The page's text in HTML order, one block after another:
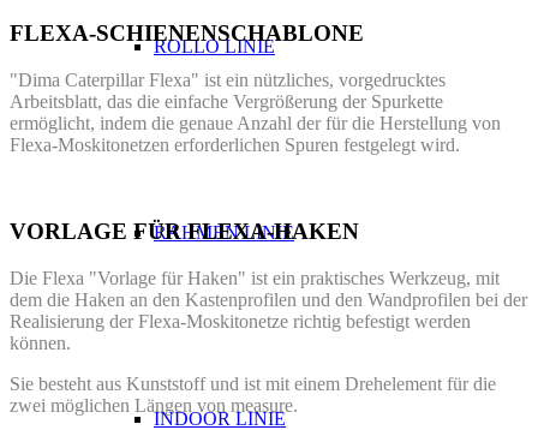
ROLLO LINIE
RAHMEN LINIE
INDOOR LINIE
FLEXA-SCHIENENSCHABLONE
"Dima Caterpillar Flexa" ist ein nützliches, vorgedrucktes
Arbeitsblatt, das die einfache Vergrößerung der Spurkette
ermöglicht, indem die genaue Anzahl der für die Herstellung von
Flexa-Moskitonetzen erforderlichen Spuren festgelegt wird.
VORLAGE FÜR FLEXA-HAKEN
Die Flexa "Vorlage für Haken" ist ein praktisches Werkzeug, mit
dem die Haken an den Kastenprofilen und den Wandprofilen bei der
Realisierung der Flexa-Moskitonetze richtig befestigt werden
können.
Sie besteht aus Kunststoff und ist mit einem Drehelement für die
zwei möglichen Längen von measure.